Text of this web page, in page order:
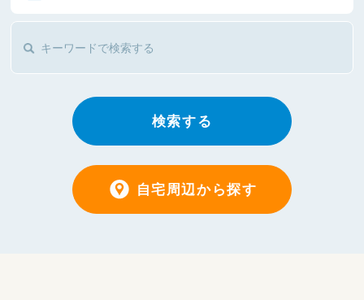
検索する
自宅周辺から探す